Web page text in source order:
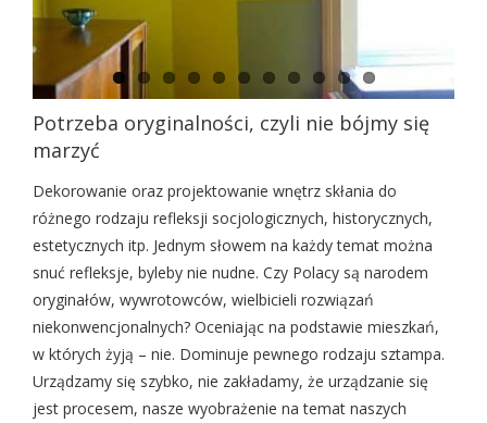
Potrzeba oryginalności, czyli nie bójmy się
marzyć
Dekorowanie oraz projektowanie wnętrz skłania do
różnego rodzaju refleksji socjologicznych, historycznych,
estetycznych itp. Jednym słowem na każdy temat można
snuć refleksje, byleby nie nudne. Czy Polacy są narodem
oryginałów, wywrotowców, wielbicieli rozwiązań
niekonwencjonalnych? Oceniając na podstawie mieszkań,
w których żyją – nie. Dominuje pewnego rodzaju sztampa.
Urządzamy się szybko, nie zakładamy, że urządzanie się
jest procesem, nasze wyobrażenie na temat naszych